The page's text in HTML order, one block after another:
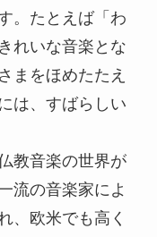
。たとえば「わ
れいな音楽とな
まをほめたたえ
は、すばらしい
教音楽の世界が
流の音楽家によ
、欧米でも高く